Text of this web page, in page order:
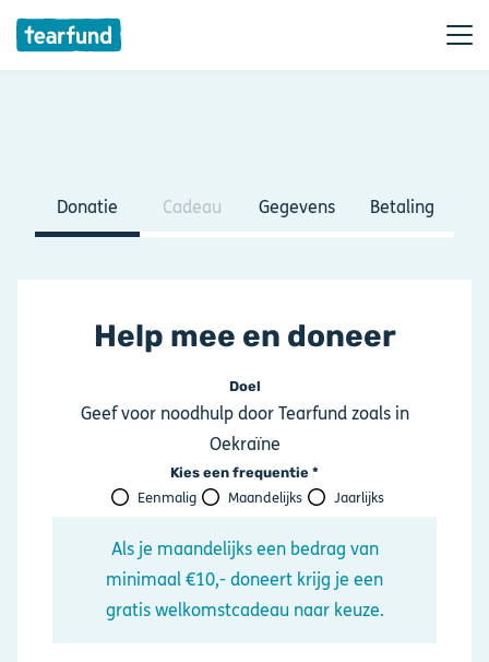
Donatie Cadeau Gegevens Betaling
Help mee en doneer
Doel
Geef voor noodhulp door Tearfund zoals in
Oekraïne
Kies een frequentie
Eenmalig
Maandelijks Jaarlijks
Als je maandelijks een bedrag van
minimaal €10,- doneert krijg je een
gratis welkomstcadeau naar keuze.